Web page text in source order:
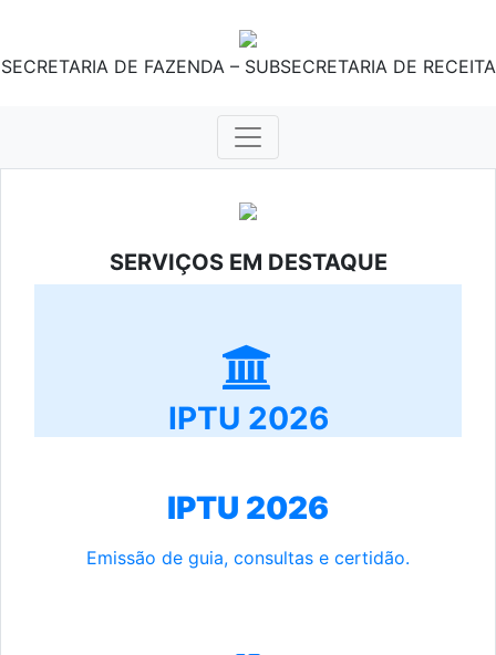
SECRETARIA DE FAZENDA – SUBSECRETARIA DE RECEITA
SERVIÇOS EM DESTAQUE
IPTU 2026
IPTU 2026
Emissão de guia, consultas e certidão.